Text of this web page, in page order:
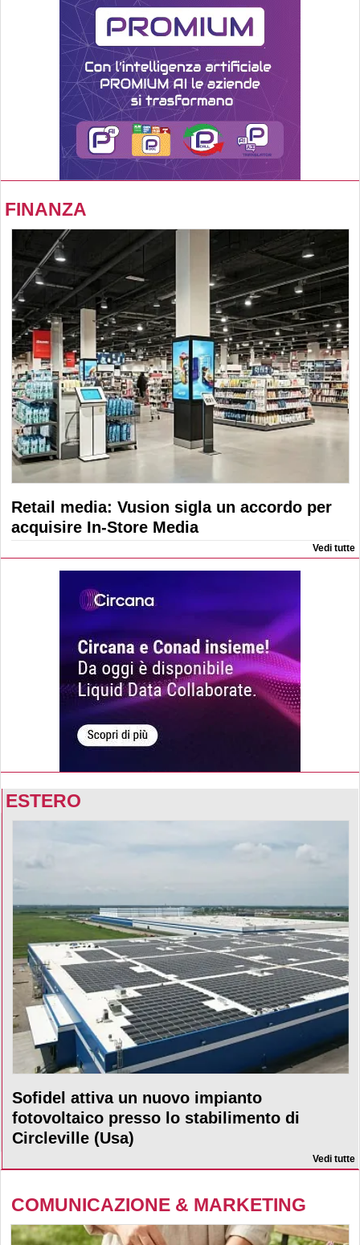
FINANZA
Retail media: Vusion sigla un accordo per
acquisire In-Store Media
Vedi tutte
ESTERO
Sofidel attiva un nuovo impianto
fotovoltaico presso lo stabilimento di
Circleville (Usa)
Vedi tutte
COMUNICAZIONE & MARKETING